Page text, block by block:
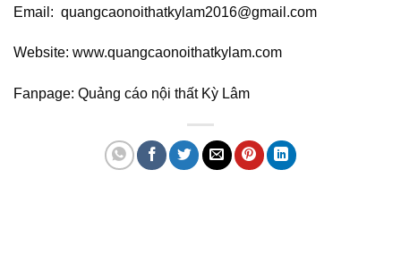
Email: quangcaonoithatkylam2016@gmail.com
Website: www.quangcaonoithatkylam.com
Fanpage: Quảng cáo nội thất Kỳ Lâm